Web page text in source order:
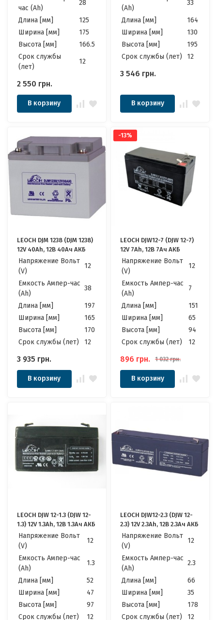
час (Ah)
28
Длина [мм]
125
Ширина [мм]
175
Высота [мм]
166.5
Cрок службы
(лет)
12
2 550 грн.
В корзину
(Ah)
33
Длина [мм]
164
Ширина [мм]
130
Высота [мм]
195
Cрок службы (лет)
12
3 546 грн.
В корзину
LEOCH DJM 1238 (DJM 1238)
12V 40Ah, 12В 40Ач АКБ
Напряжение Вольт
(V)
12
Емкость Ампер-час
(Ah)
38
Длина [мм]
197
Ширина [мм]
165
Высота [мм]
170
Cрок службы (лет)
12
3 935 грн.
В корзину
-13%
LEOCH DJW12-7 (DJW 12-7)
12V 7Ah, 12В 7Ач АКБ
Напряжение Вольт
(V)
12
Емкость Ампер-час
(Ah)
7
Длина [мм]
151
Ширина [мм]
65
Высота [мм]
94
Cрок службы (лет)
12
896 грн. 1 032 грн.
В корзину
LEOCH DJW 12-1.3 (DJW 12-
1.3) 12V 1.3Ah, 12В 1.3Ач АКБ
Напряжение Вольт
(V)
12
Емкость Ампер-час
(Ah)
1.3
Длина [мм]
52
Ширина [мм]
47
Высота [мм]
97
Cрок службы (лет)
12
LEOCH DJW12-2.3 (DJW 12-
2.3) 12V 2.3Ah, 12В 2.3Ач АКБ
Напряжение Вольт
(V)
12
Емкость Ампер-час
(Ah)
2.3
Длина [мм]
66
Ширина [мм]
35
Высота [мм]
178
Cрок службы (лет)
12